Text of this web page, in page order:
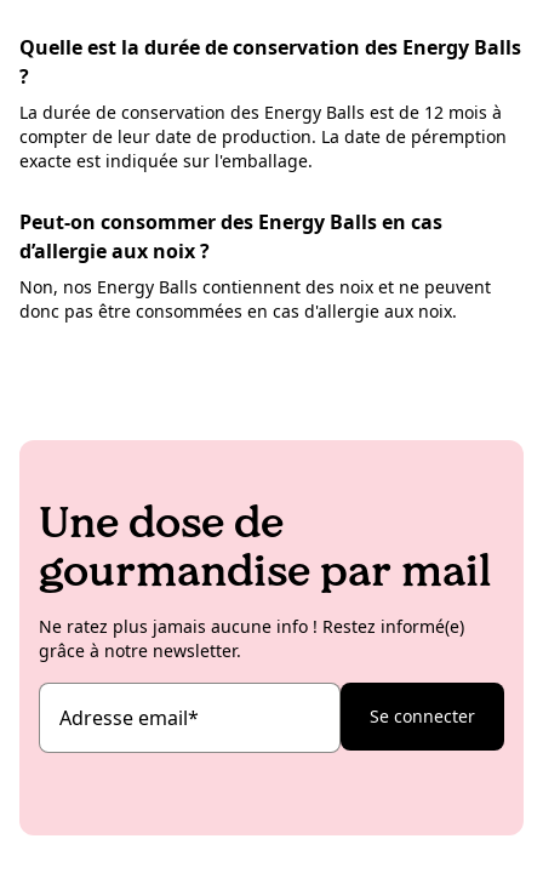
Quelle est la durée de conservation des Energy Balls
?
La durée de conservation des Energy Balls est de 12 mois à
compter de leur date de production. La date de péremption
exacte est indiquée sur l'emballage.
Peut-on consommer des Energy Balls en cas
d’allergie aux noix ?
Non, nos Energy Balls contiennent des noix et ne peuvent
donc pas être consommées en cas d'allergie aux noix.
Une dose de
gourmandise par mail
Ne ratez plus jamais aucune info ! Restez informé(e)
grâce à notre newsletter.
Adresse email* Se connecter